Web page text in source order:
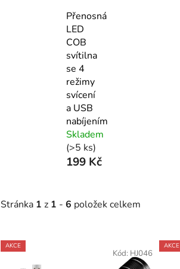
Přenosná
LED
COB
svítilna
se 4
režimy
svícení
a USB
nabíjením
Skladem
(>5 ks)
199 Kč
Stránka 1 z 1 - 6 položek celkem
V
ý
AKCE
Kód: HJ046
AKCE